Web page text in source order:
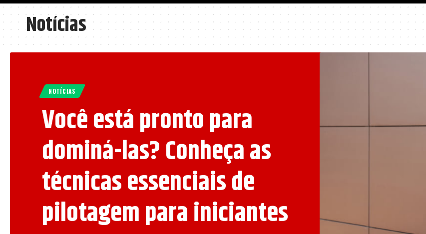
Notícias
NOTÍCIAS
Você está pronto para
dominá-las? Conheça as
técnicas essenciais de
pilotagem para iniciantes